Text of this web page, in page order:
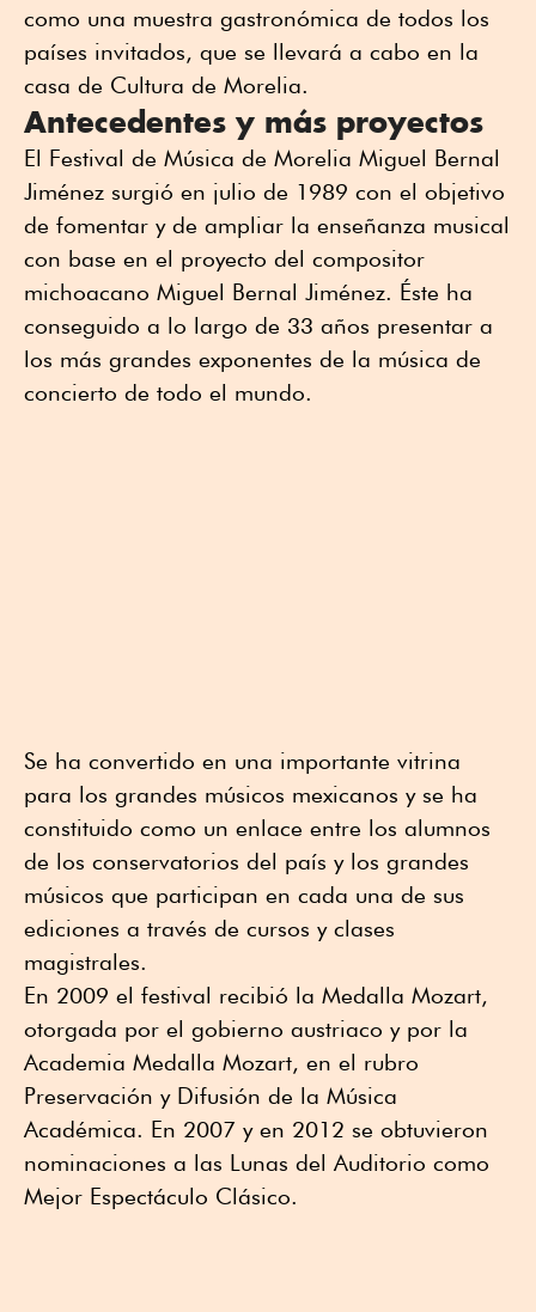
como una muestra gastronómica de todos los
países invitados, que se llevará a cabo en la
casa de Cultura de Morelia.
Antecedentes y más proyectos
El Festival de Música de Morelia Miguel Bernal
Jiménez surgió en julio de 1989 con el objetivo
de fomentar y de ampliar la enseñanza musical
con base en el proyecto del compositor
michoacano Miguel Bernal Jiménez. Éste ha
conseguido a lo largo de 33 años presentar a
los más grandes exponentes de la música de
concierto de todo el mundo.
Se ha convertido en una importante vitrina
para los grandes músicos mexicanos y se ha
constituido como un enlace entre los alumnos
de los conservatorios del país y los grandes
músicos que participan en cada una de sus
ediciones a través de cursos y clases
magistrales.
En 2009 el festival recibió la Medalla Mozart,
otorgada por el gobierno austriaco y por la
Academia Medalla Mozart, en el rubro
Preservación y Difusión de la Música
Académica. En 2007 y en 2012 se obtuvieron
nominaciones a las Lunas del Auditorio como
Mejor Espectáculo Clásico.